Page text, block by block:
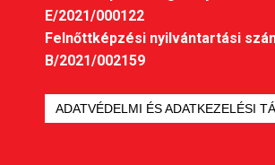
E/2021/000122
Felnőttképzési nyilvántartási
B/2021/002159
ADATVÉDELMI ÉS ADATKEZELÉSI